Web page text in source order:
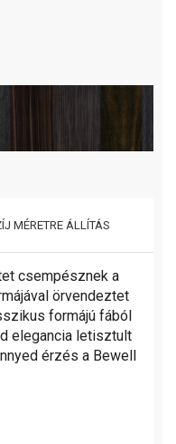
MÉRETRE ÁLLÍTÁS
csempésznek a
örvendeztet
formájú fából
elegancia letisztult
érzés a Bewell